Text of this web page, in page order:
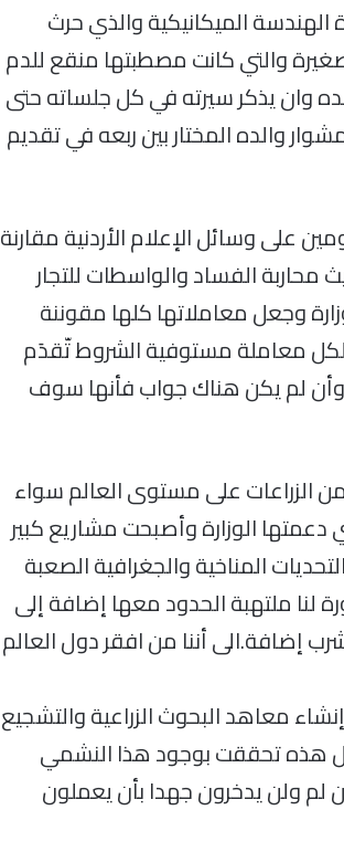
الهندسة الميكانيكية والذي حرث
والتي كانت مصطبتها منقع للدم
وان يذكر سيرته في كل جلساته حتى
والده المختار بين ربعه في تقديم
على وسائل الإعلام الأردنية مقارنة
الفساد والواسطات للتجار
وجعل معاملاتها كلها مقوننة
معاملة مستوفية الشروط تّقدَم
ساعة من تقديمها وأن لم يكن هناك جواب فأنها سوف
الزراعات على مستوى العالم سواء
دعمتها الوزارة وأصبحت مشاريع كبير
المناخية والجغرافية الصعبة
ملتهبة الحدود معها إضافة إلى
إضافة.الى أننا من افقر دول العالم
معاهد البحوث الزراعية والتشجيع
كل هذه تحققت بوجود هذا النشمي
لم ولن يدخرون جهدا بأن يعملون